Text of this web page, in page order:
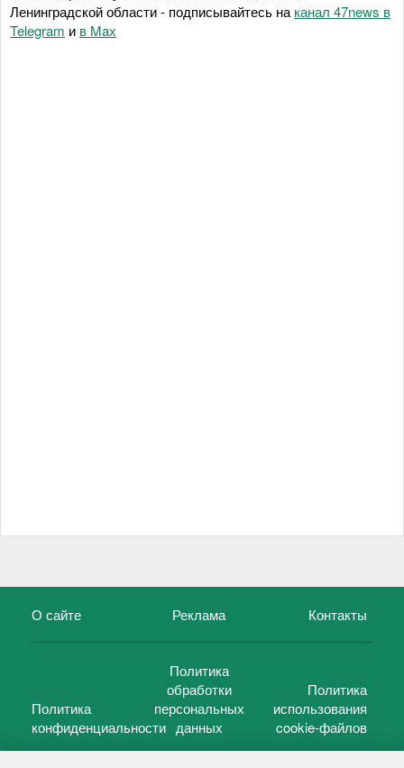
Ленинградской области - подписывайтесь на канал 47news в
Telegram и в Maх
О сайте Реклама Контакты
Политика
конфиденциальности
Политика
обработки
персональных
данных
Политика
использования
cookie-файлов